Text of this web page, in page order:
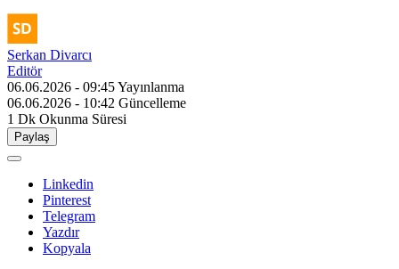
Serkan Divarcı
Editör
06.06.2026 - 09:45Yayınlanma
06.06.2026 - 10:42 Güncelleme
1 Dk Okunma Süresi
Paylaş
Linkedin
Pinterest
Telegram
Yazdır
Kopyala